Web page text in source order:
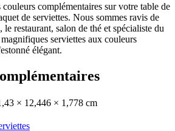
complémentaires sur votre table de
de serviettes. Nous sommes ravis de
restaurant, salon de thé et spécialiste du
serviettes aux couleurs
élégant.
× 12,446 × 1,778 cm